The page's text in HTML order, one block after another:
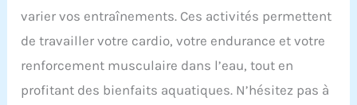
varier vos entraînements. Ces activités permettent
de travailler votre cardio, votre endurance et votre
renforcement musculaire dans l’eau, tout en
profitant des bienfaits aquatiques. N’hésitez pas à